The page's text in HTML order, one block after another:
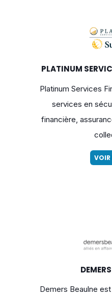
PLATINUM
Platinum Services
services en
financière,
VOIR
Demers Beaulne